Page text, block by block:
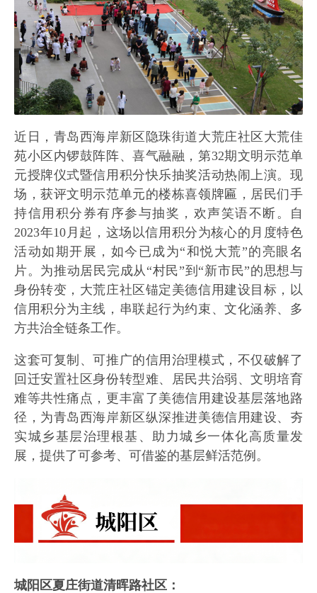
近日，青岛西海岸新区隐珠街道大荒庄社区大荒佳
苑小区内锣鼓阵阵、喜气融融，第32期文明示范单
元授牌仪式暨信用积分快乐抽奖活动热闹上演。现
场，获评文明示范单元的楼栋喜领牌匾，居民们手
持信用积分券有序参与抽奖，欢声笑语不断。自
2023年10月起，这场以信用积分为核心的月度特色
活动如期开展，如今已成为“和悦大荒”的亮眼名
片。为推动居民完成从“村民”到“新市民”的思想与
身份转变，大荒庄社区锚定美德信用建设目标，以
信用积分为主线，串联起行为约束、文化涵养、多
方共治全链条工作。
这套可复制、可推广的信用治理模式，不仅破解了
回迁安置社区身份转型难、居民共治弱、文明培育
难等共性痛点，更丰富了美德信用建设基层落地路
径，为青岛西海岸新区纵深推进美德信用建设、夯
实城乡基层治理根基、助力城乡一体化高质量发
展，提供了可参考、可借鉴的基层鲜活范例。
城阳区夏庄街道清晖路社区：